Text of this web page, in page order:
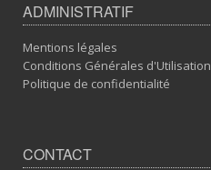
ADMINISTRATIF
Mentions légales
Conditions Générales d'Utilisation
Politique de confidentialité
CONTACT